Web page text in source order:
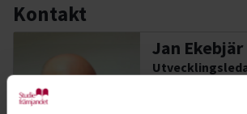
Kontakt
Jan Ekebjär
finansiering,